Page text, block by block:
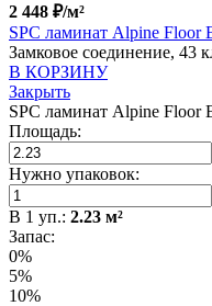
2 448 ₽/м²
SPC ламинат Alpine Floor
Замковое соединение, 43
В КОРЗИНУ
Закрыть
SPC ламинат Alpine Floor
Площадь:
Нужно упаковок:
В 1 уп.: 2.23 м²
Запас:
0%
5%
10%